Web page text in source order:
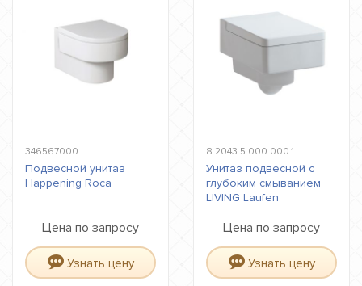
346567000
Подвесной унитаз
Happening Roca
Цена по запросу
Узнать цену
8.2043.5.000.000.1
Унитаз подвесной с
глубоким смыванием
LIVING Laufen
Цена по запросу
Узнать цену